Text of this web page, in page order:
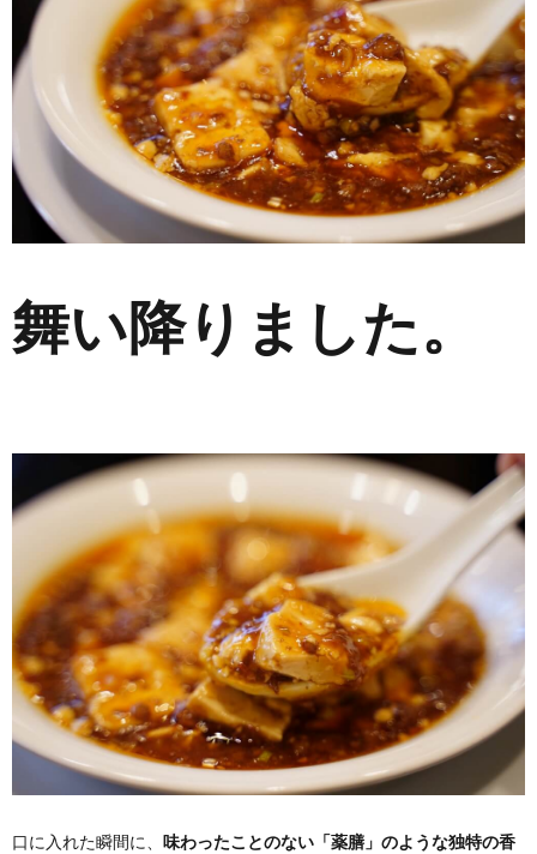
舞い降りました。
口に入れた瞬間に、 味わったことのない「薬膳」のような独特の香